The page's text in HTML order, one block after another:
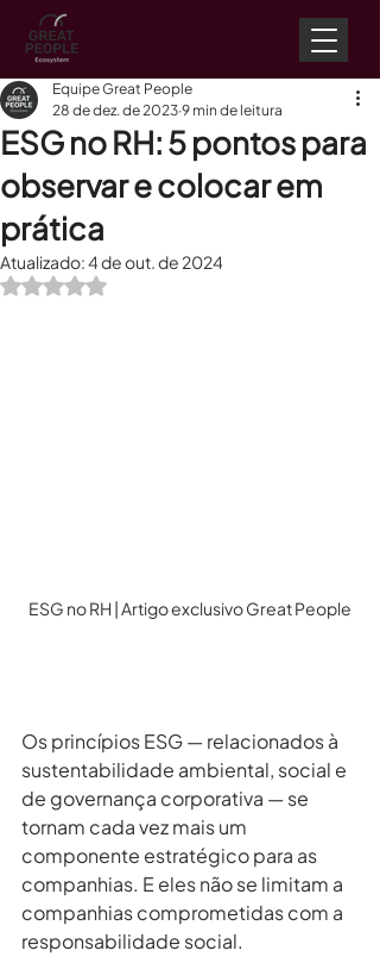
ESG no RH: 5 pontos para
observar e colocar em
prática
Equipe Great People
28 de dez. de 2023 9 min de leitura
Atualizado:4 de out. de 2024
Avaliado com NaN de 5 estrelas.
ESG no RH | Artigo exclusivo Great People
Os princípios ESG — relacionados à
sustentabilidade ambiental, social e
de governança corporativa — se
tornam cada vez mais um
componente estratégico para as
companhias. E eles não se limitam a
companhias comprometidas com a
responsabilidade social.